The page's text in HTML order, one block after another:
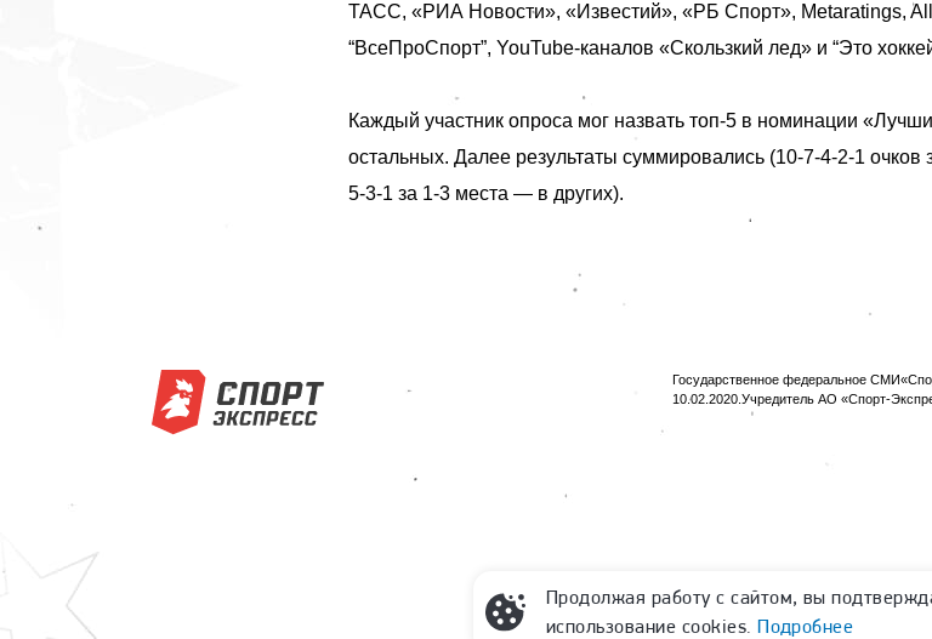
ТАСС, «РИА Новости», «Известий», «РБ Спорт», Metaratings,
“ВсеПроСпорт”, YouTube-каналов «Скользкий лед» и “Это
Каждый участник опроса мог назвать топ-5 в номинации
остальных. Далее результаты суммировались (10-7-4-2-1 очков
5-3-1 за 1-3 места — в других).
Государственное федеральное
10.02.2020.Учредитель АО «Спорт-
Продолжая работу с сайтом, вы
использование cookies.Подробнее